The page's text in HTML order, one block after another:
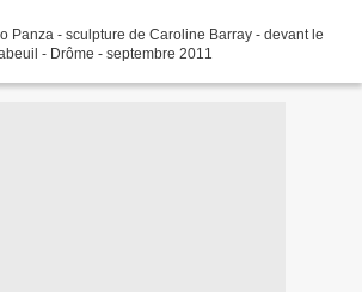
Panza - sculpture de Caroline Barray - devant le
- Drôme - septembre 2011